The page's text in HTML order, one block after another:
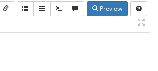
Preview